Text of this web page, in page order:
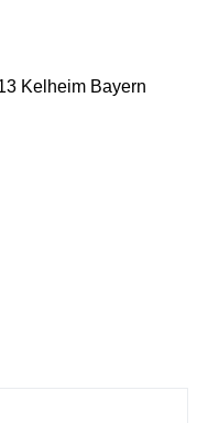
Kelheim Bayern